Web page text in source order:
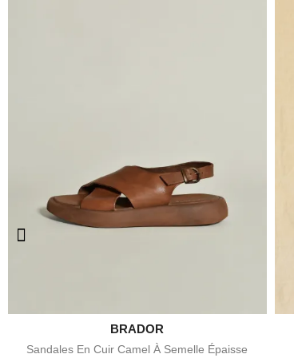
Aperçu rapide
BRADOR
Sandales En Cuir Camel À Semelle Épaisse